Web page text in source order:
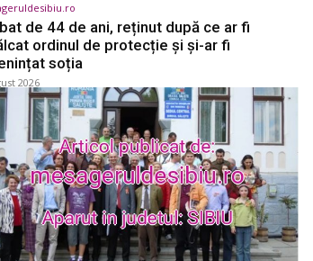
de 44 de ani, reținut după ce ar fi
ordinul de protecție și și-ar fi
soția
2026